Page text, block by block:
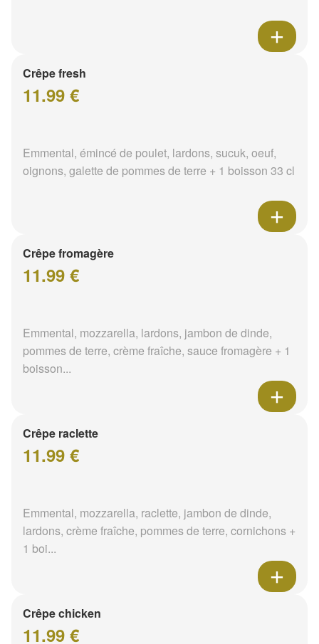
Crêpe fresh
11.99 €
Emmental, émincé de poulet, lardons, sucuk, oeuf,
oignons, galette de pommes de terre + 1 boisson 33 cl
Crêpe fromagère
11.99 €
Emmental, mozzarella, lardons, jambon de dinde,
pommes de terre, crème fraîche, sauce fromagère + 1
boisson...
Crêpe raclette
11.99 €
Emmental, mozzarella, raclette, jambon de dinde,
lardons, crème fraîche, pommes de terre, cornichons +
1 boi...
Crêpe chicken
11.99 €